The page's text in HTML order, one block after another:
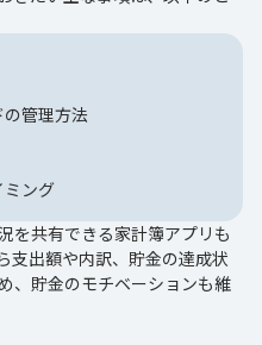
管理方法
ミング
を共有できる家計簿アプリも
支出額や内訳、貯金の達成状
、貯金のモチベーションも維